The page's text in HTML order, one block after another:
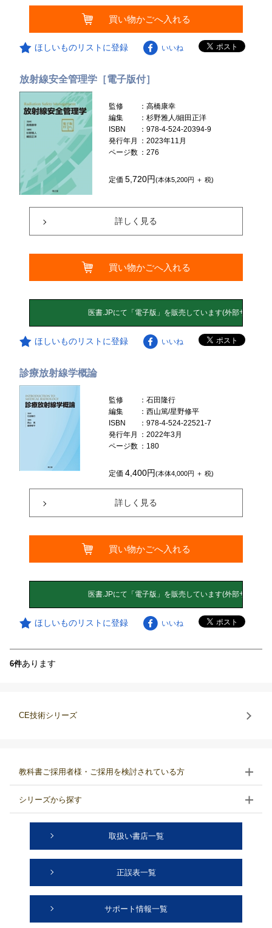
買い物かごへ入れる
ほしいものリストに登録 いいね
放射線安全管理学［電子版付］
監修
：高橋康幸
編集
：杉野雅人/細田正洋
ISBN
：978-4-524-20394-9
発行年月
：2023年11月
ページ数 ：276
定価5,720円(本体5,200円 ＋ 税)
詳しく見る
買い物かごへ入れる
ほしいものリストに登録 いいね
診療放射線学概論
監修
：石田隆行
編集
：西山篤/星野修平
ISBN
：978-4-524-22521-7
発行年月
：2022年3月
ページ数 ：180
定価4,400円(本体4,000円 ＋ 税)
詳しく見る
買い物かごへ入れる
ほしいものリストに登録 いいね
6件あります
CE技術シリーズ
教科書ご採用者様・ご採用を検討されている方
シリーズから探す
取扱い書店一覧
正誤表一覧
サポート情報一覧